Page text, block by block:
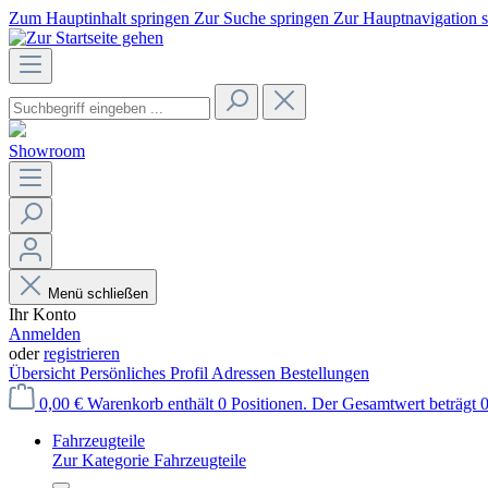
Zum Hauptinhalt springen Zur Suche springen Zur Hauptnavigation
Showroom
Menü schließen
Ihr Konto
Anmelden
oderregistrieren
Übersicht Persönliches Profil Adressen Bestellungen
0,00 € Warenkorb enthält 0 Positionen. Der Gesamtwert beträgt
Fahrzeugteile
Zur Kategorie Fahrzeugteile